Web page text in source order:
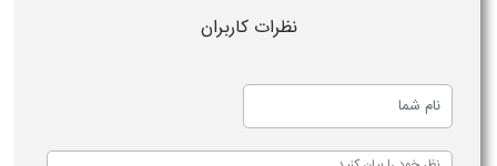
نظرات کاربران